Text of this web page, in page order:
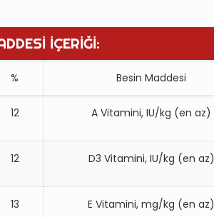
İÇERİĞİ:
% Besin Maddesi
12 A Vitamini, IU/kg (en az)
12 D3 Vitamini, IU/kg (en az)
13 E Vitamini, mg/kg (en az)